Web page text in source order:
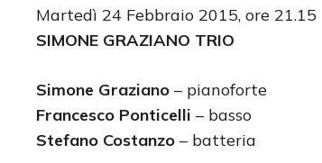
Martedì 24 Febbraio 2015, ore 21.15
SIMONE GRAZIANO TRIO
Simone Graziano – pianoforte
Francesco Ponticelli – basso
Stefano Costanzo – batteria